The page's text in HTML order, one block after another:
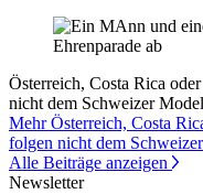
Österreich, Costa Rica
nicht dem Schweizer
Mehr Österreich, Costa
folgen nicht dem
Alle Beiträge anzeigen
Newsletter